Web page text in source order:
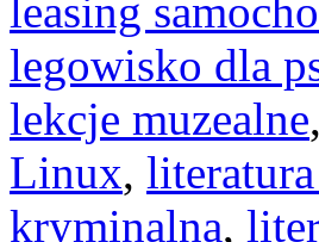
leasing
legowisko dla
lekcje muzealne,
Linux,
kryminalna,